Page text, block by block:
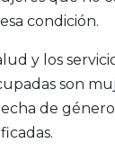
condición.
y los
son
de